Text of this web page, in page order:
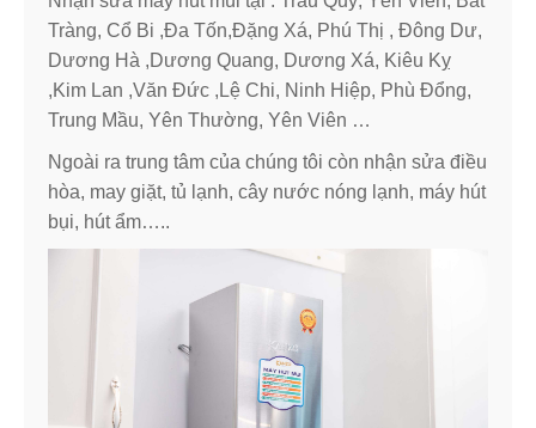
Tràng, Cổ Bi ,Đa Tốn,Đặng Xá, Phú Thị , Đông Dư,
Dương Hà ,Dương Quang, Dương Xá, Kiêu Kỵ
,Kim Lan ,Văn Đức ,Lệ Chi, Ninh Hiệp, Phù Đổng,
Trung Mầu, Yên Thường, Yên Viên …
Ngoài ra trung tâm của chúng tôi còn nhận sửa điều
hòa, may giặt, tủ lạnh, cây nước nóng lạnh, máy hút
bụi, hút ẩm…..